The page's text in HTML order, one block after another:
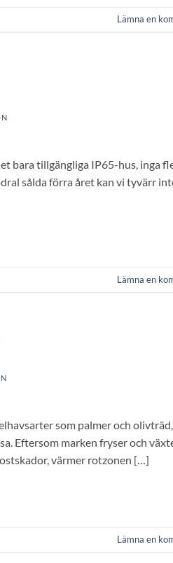
Lämna en
bara tillgängliga IP65-hus, inga
sålda förra året kan vi tyvärr
Lämna en
som palmer och
Eftersom marken fryser och
värmer rotzonen […]
Lämna en